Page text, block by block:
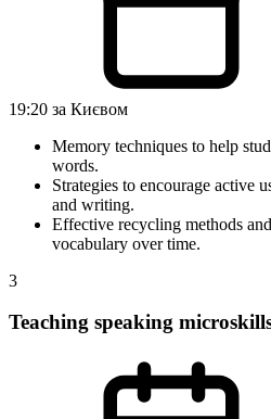
19:20 за Києвом
Memory techniques to help
words.
Strategies to encourage active
and writing.
Effective recycling methods
vocabulary over time.
3
Teaching speaking